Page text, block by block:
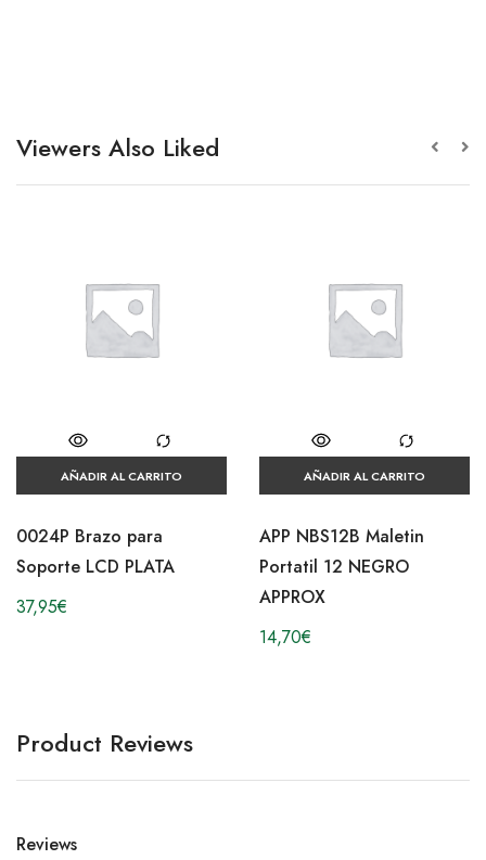
Viewers Also Liked
AÑADIR AL CARRITO
0024P Brazo para
Soporte LCD PLATA
37,95€
AÑADIR AL CARRITO
APP NBS12B Maletin
Portatil 12 NEGRO
APPROX
14,70€
Product Reviews
Reviews